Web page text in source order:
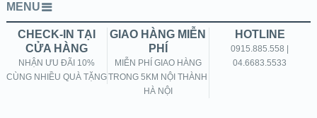
MENU
CHECK-IN TẠI
CỬA HÀNG
NHẬN ƯU ĐÃI 10%
CÙNG NHIỀU QUÀ TẶNG
GIAO HÀNG MIỄN
PHÍ
MIỄN PHÍ GIAO HÀNG
TRONG 5KM NỘI THÀNH
HÀ NỘI
HOTLINE
0915.885.558 |
04.6683.5533